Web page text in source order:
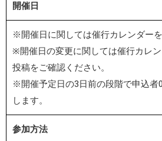
開催日
※開催日に関しては催行カレンダーを
※開催日の変更に関しては催行カレ
投稿をご確認ください。
※開催予定日の3日前の段階で申込者
します。
参加方法